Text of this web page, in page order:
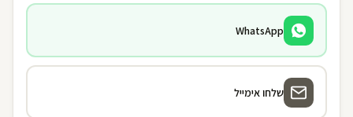
WhatsApp
שלחו אימייל